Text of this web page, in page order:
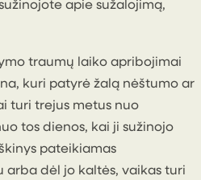
apie sužalojimą,
traumų laiko apribojimai
kuri patyrė žalą nėštumo ar
turi trejus metus nuo
tos dienos, kai ji sužinojo
pateikiamas
arba dėl jo kaltės, vaikas turi